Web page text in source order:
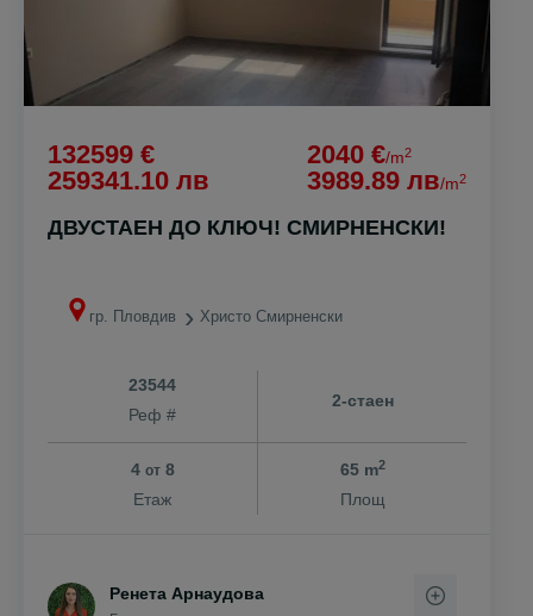
132599 €
259341.10 лв
2040 €/m2
3989.89 лв/m2
ДВУСТАЕН ДО КЛЮЧ! СМИРНЕНСКИ!
гр. Пловдив Христо Смирненски
23544
Реф #
2-стаен
4 от8
Етаж
65 m2
Площ
Ренета Арнаудова